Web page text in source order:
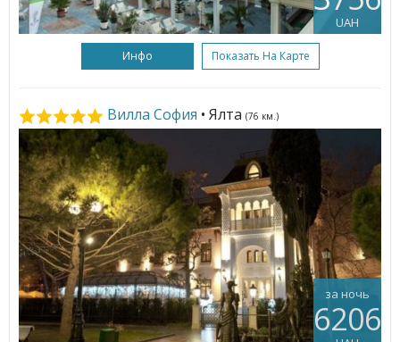
UAH
Инфо Показать На Карте
Вилла София • Ялта (76 км.)
за ночь
6206